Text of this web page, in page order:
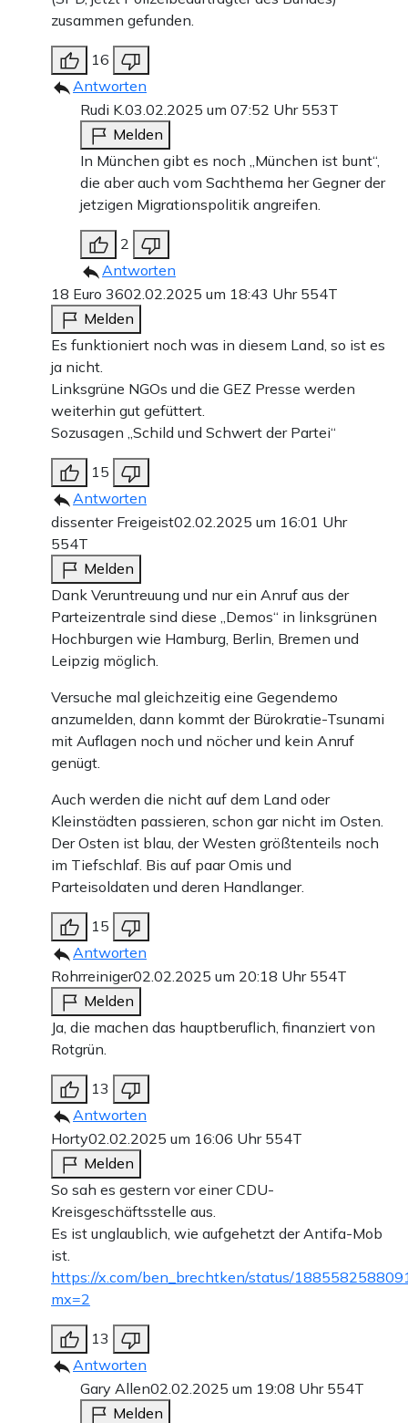
zusammen gefunden.
16
Antworten
Rudi K.03.02.2025 um 07:52 Uhr 553T
Melden
In München gibt es noch „München ist bunt“,
die aber auch vom Sachthema her Gegner der
jetzigen Migrationspolitik angreifen.
2
Antworten
18 Euro 3602.02.2025 um 18:43 Uhr 554T
Melden
Es funktioniert noch was in diesem Land, so ist es
ja nicht.
Linksgrüne NGOs und die GEZ Presse werden
weiterhin gut gefüttert.
Sozusagen „Schild und Schwert der Partei“
15
Antworten
dissenter Freigeist02.02.2025 um 16:01 Uhr
554T
Melden
Dank Veruntreuung und nur ein Anruf aus der
Parteizentrale sind diese „Demos“ in linksgrünen
Hochburgen wie Hamburg, Berlin, Bremen und
Leipzig möglich.
Versuche mal gleichzeitig eine Gegendemo
anzumelden, dann kommt der Bürokratie-Tsunami
mit Auflagen noch und nöcher und kein Anruf
genügt.
Auch werden die nicht auf dem Land oder
Kleinstädten passieren, schon gar nicht im Osten.
Der Osten ist blau, der Westen größtenteils noch
im Tiefschlaf. Bis auf paar Omis und
Parteisoldaten und deren Handlanger.
15
Antworten
Rohrreiniger02.02.2025 um 20:18 Uhr 554T
Melden
Ja, die machen das hauptberuflich, finanziert von
Rotgrün.
13
Antworten
Horty02.02.2025 um 16:06 Uhr 554T
Melden
So sah es gestern vor einer CDU-
Kreisgeschäftsstelle aus.
Es ist unglaublich, wie aufgehetzt der Antifa-Mob
ist.
https://x.com/ben_brechtken/status/
mx=2
13
Antworten
Gary Allen02.02.2025 um 19:08 Uhr 554T
Melden